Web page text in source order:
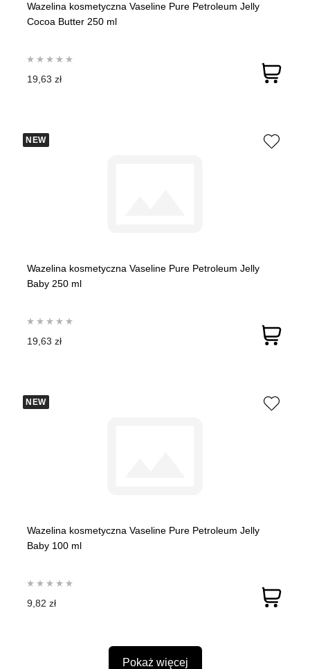
Wazelina kosmetyczna Vaseline Pure Petroleum Jelly
Cocoa Butter 250 ml
19,63 zł
NEW
Wazelina kosmetyczna Vaseline Pure Petroleum Jelly
Baby 250 ml
19,63 zł
NEW
Wazelina kosmetyczna Vaseline Pure Petroleum Jelly
Baby 100 ml
9,82 zł
Pokaż więcej